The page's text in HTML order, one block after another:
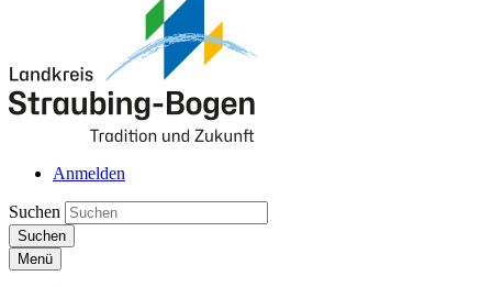
Anmelden
Suchen
Suchen
Menü